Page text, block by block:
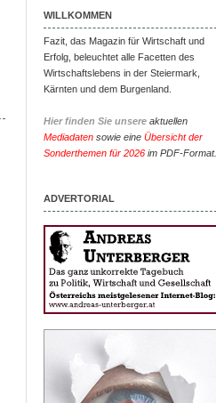
WILLKOMMEN
Fazit, das Magazin für Wirtschaft und
Erfolg, beleuchtet alle Facetten des
Wirtschaftslebens in der Steiermark,
Kärnten und dem Burgenland.
Hier finden Sie unsere aktuellen
Mediadaten sowie eine Übersicht der
Sonderthemen für 2026 im PDF-Format.
ADVERTORIAL